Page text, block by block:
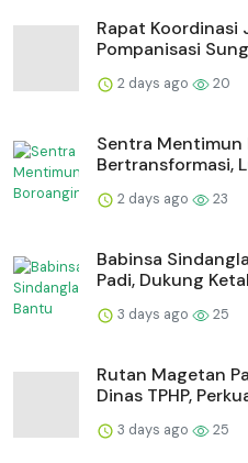
Rapat Koordinasi
Pompanisasi
2 days ago 20
Sentra Mentimun
Bertransformasi,
2 days ago 23
Babinsa
Padi, Dukung
3 days ago 25
Rutan Magetan
Dinas TPHP,
3 days ago 25